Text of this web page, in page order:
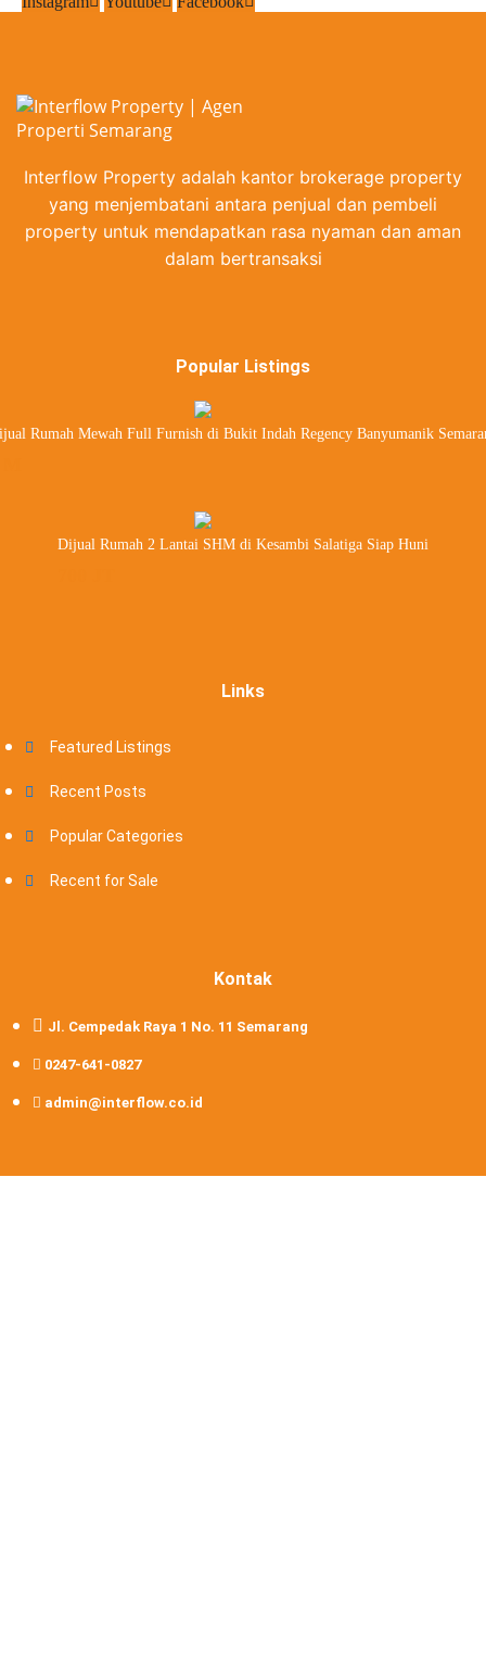
Interflow Property adalah kantor brokerage property
yang menjembatani antara penjual dan pembeli
property untuk mendapatkan rasa nyaman dan aman
dalam bertransaksi
Popular Listings
Rumah Mewah Full Furnish di Bukit Indah Regency Banyumanik
Dijual Rumah 2 Lantai SHM di Kesambi Salatiga Siap Huni
Links
Featured Listings
Recent Posts
Popular Categories
Recent for Sale
Kontak
Jl. Cempedak Raya 1 No. 11 Semarang
0247-641-0827
admin@interflow.co.id